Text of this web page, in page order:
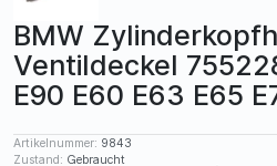
BMW
Ventildeckel
E90 E60 E63 E65
Artikelnummer: 9843
Zustand: Gebraucht